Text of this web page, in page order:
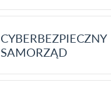
CYBERBEZPIECZNY
SAMORZĄD